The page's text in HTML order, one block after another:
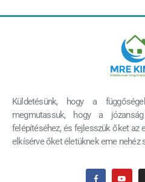
Küldetésünk, hogy a
megmutassuk, hogy a
felépítéséhez, és fejlesszük őket az
elkísérve őket életüknek eme nehéz